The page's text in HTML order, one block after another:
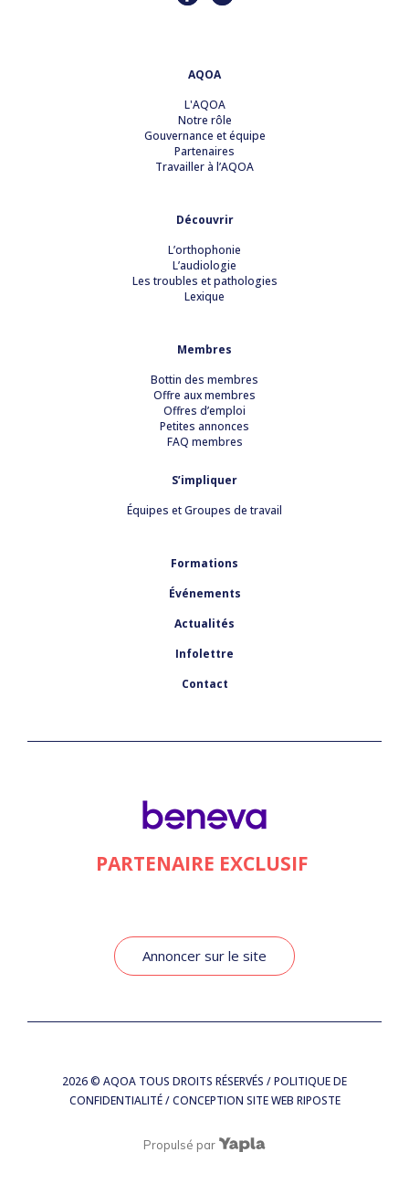
AQOA
L'AQOA
Notre rôle
Gouvernance et équipe
Partenaires
Travailler à l’AQOA
Découvrir
L’orthophonie
L’audiologie
Les troubles et pathologies
Lexique
Membres
Bottin des membres
Offre aux membres
Offres d’emploi
Petites annonces
FAQ membres
S’impliquer
Équipes et Groupes de travail
Formations
Événements
Actualités
Infolettre
Contact
PARTENAIRE EXCLUSIF
Annoncer sur le site
2026© AQOA TOUS DROITS RÉSERVÉS /POLITIQUE DE
CONFIDENTIALITÉ/ CONCEPTION SITE WEB RIPOSTE
Propulsé par